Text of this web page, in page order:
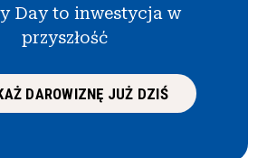
Day to inwestycja w
przyszłość
DAROWIZNĘ JUŻ DZIŚ